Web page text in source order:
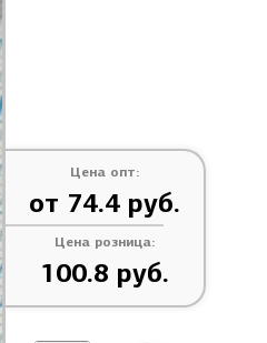
Цена опт:
от 74.4 руб.
Цена розница:
100.8 руб.